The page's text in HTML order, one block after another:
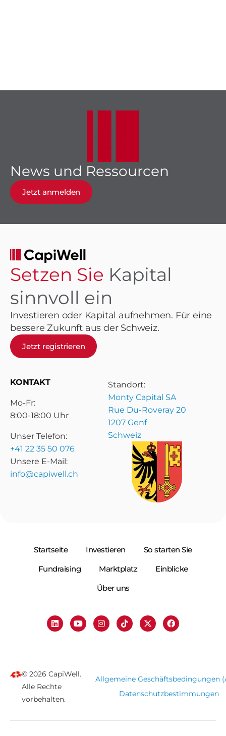
News und Ressourcen
Jetzt anmelden
Setzen Sie Kapital
sinnvoll ein
Investieren oder Kapital aufnehmen. Für eine
bessere Zukunft aus der Schweiz.
Jetzt registrieren
KONTAKT
Mo-Fr:
8:00-18:00 Uhr
Unser Telefon:
+41 22 35 50 076
Unsere E-Mail:
info@capiwell.ch
Standort:
Monty Capital SA
Rue Du-Roveray 20
1207 Genf
Schweiz
Startseite Investieren
So starten Sie
Fundraising
Marktplatz
Einblicke
Über uns
© 2026 CapiWell.
Alle Rechte
vorbehalten.
Allgemeine Geschäftsbedingungen
Datenschutzbestimmungen